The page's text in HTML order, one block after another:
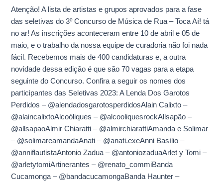
Atenção! A lista de artistas e grupos aprovados para a fase
das seletivas do 3º Concurso de Música de Rua – Toca Aí! tá
no ar! As inscrições aconteceram entre 10 de abril e 05 de
maio, e o trabalho da nossa equipe de curadoria não foi nada
fácil. Recebemos mais de 400 candidaturas e, a outra
novidade dessa edição é que são 70 vagas para a etapa
seguinte do Concurso. Confira a seguir os nomes dos
participantes das Seletivas 2023: A Lenda Dos Garotos
Perdidos – @alendadosgarotosperdidosAlain Calixto –
@alaincalixtoAlcoóliques – @alcooliquesrockAllsapão –
@allsapaoAlmir Chiaratti – @almirchiarattiAmanda e Solimar
– @solimareamandaAnati – @anati.exeAnni Basílio –
@anniflautistaAntonio Zadua – @antoniozaduaArlet y Tomi –
@arletytomiArtinerantes – @renato_commiBanda
Cucamonga – @bandacucamongaBanda Haunter –
do
Concurso
tá
no
ar!